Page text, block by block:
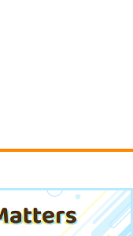
嘘つき屋
オリジナル
サンプル